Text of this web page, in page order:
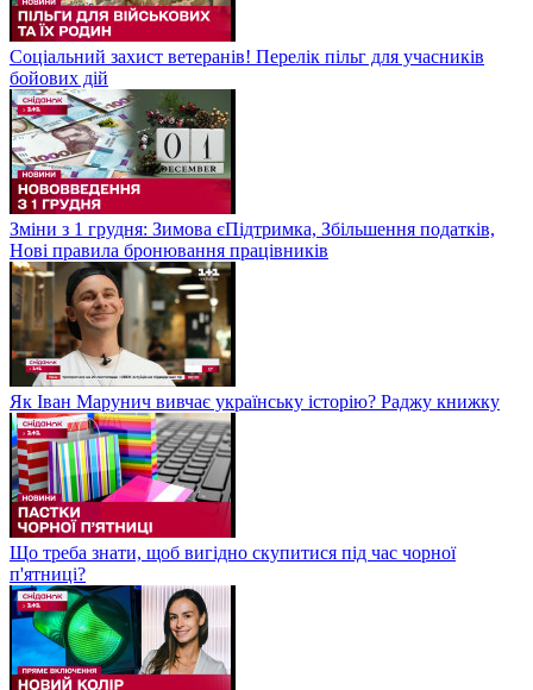
Соціальний захист ветеранів! Перелік пільг для учасників
бойових дій
Зміни з 1 грудня: Зимова єПідтримка, Збільшення податків,
Нові правила бронювання працівників
Як Іван Марунич вивчає українську історію? Раджу книжку
Що треба знати, щоб вигідно скупитися під час чорної
п'ятниці?